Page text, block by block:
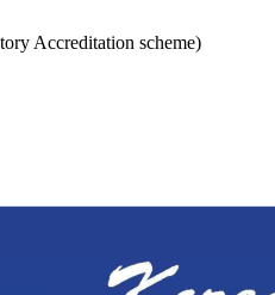
Accreditation scheme)